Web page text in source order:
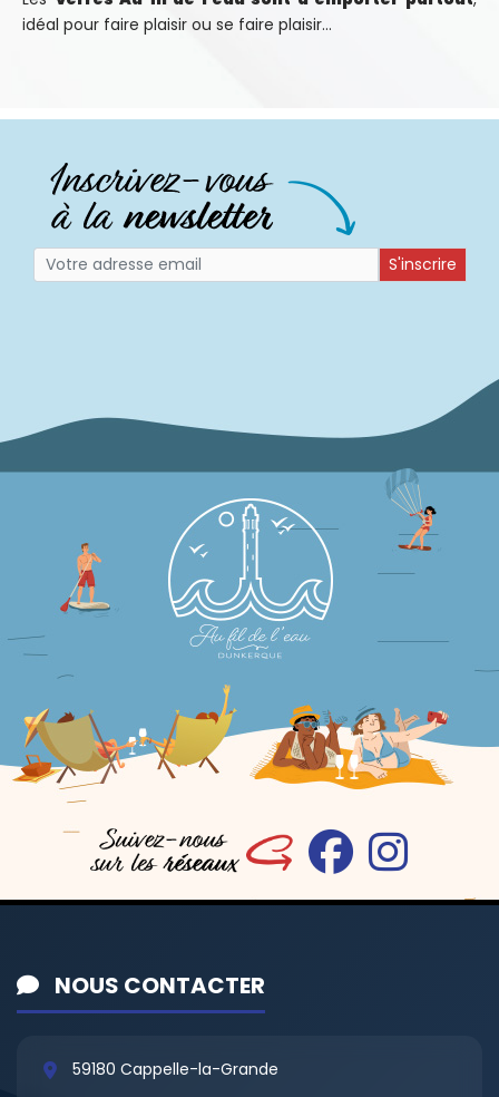
idéal pour faire plaisir ou se faire plaisir...
S'inscrire
NOUS CONTACTER
59180 Cappelle-la-Grande